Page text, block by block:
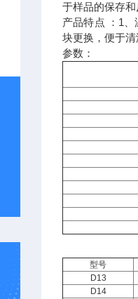
于样品的保存和
产品特点 ：1
块更换，便于
参数：
型号
D13
D14